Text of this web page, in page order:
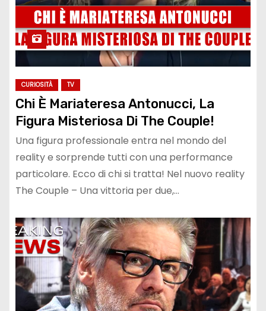
CURIOSITÀ TV
Chi È Mariateresa Antonucci, La
Figura Misteriosa Di The Couple!
Una figura professionale entra nel mondo del
reality e sorprende tutti con una performance
particolare. Ecco di chi si tratta! Nel nuovo reality
The Couple – Una vittoria per due,…